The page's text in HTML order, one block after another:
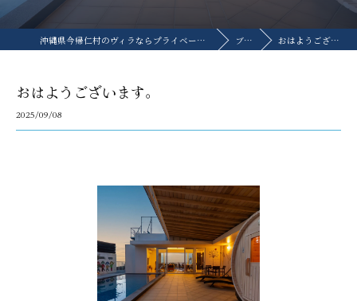
沖縄県今帰仁村のヴィラならプライベートプールヴィラ天羽 ブログ おはようございます。
おはようございます。
2025/09/08